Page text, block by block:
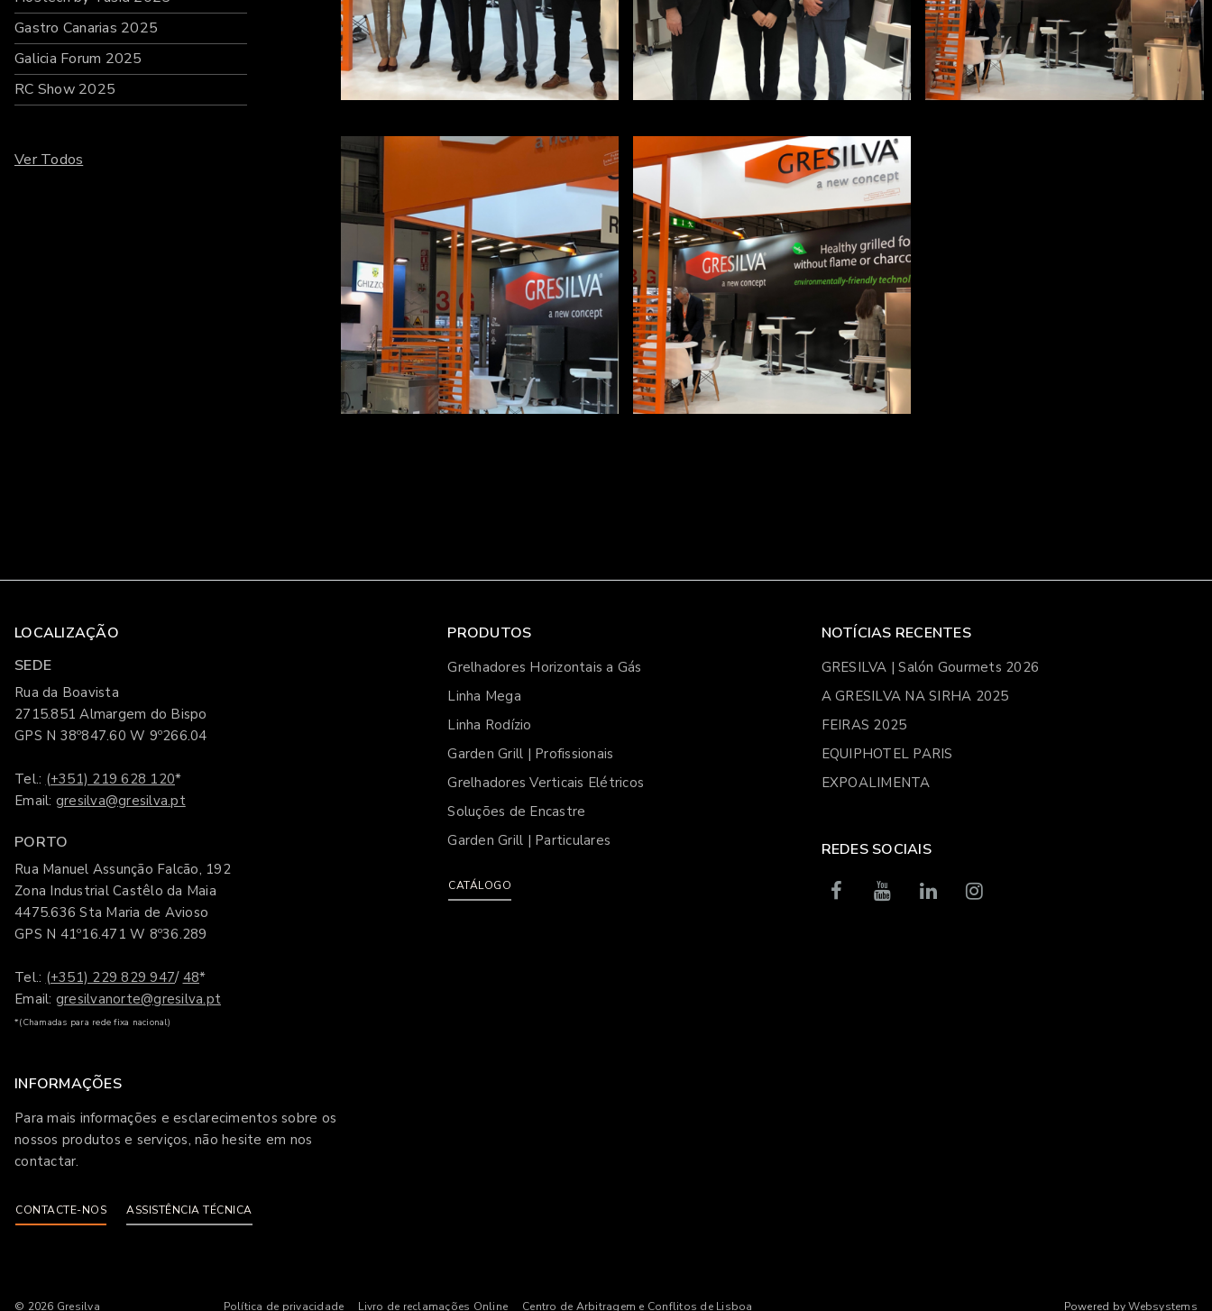
Gastro Canarias 2025
Galicia Forum 2025
RC Show 2025
Ver Todos
LOCALIZAÇÃO
SEDE
Rua da Boavista
2715.851 Almargem do Bispo
GPS N 38º847.60 W 9º266.04
Tel.: (+351) 219 628 120*
Email: gresilva@gresilva.pt
PORTO
Rua Manuel Assunção Falcão, 192
Zona Industrial Castêlo da Maia
4475.636 Sta Maria de Avioso
GPS N 41º16.471 W 8º36.289
Tel.: (+351) 229 829 947/ 48*
Email: gresilvanorte@gresilva.pt
*(Chamadas para rede fixa nacional)
INFORMAÇÕES
Para mais informações e esclarecimentos sobre os
nossos produtos e serviços, não hesite em nos
contactar.
CONTACTE-NOS ASSISTÊNCIA TÉCNICA
PRODUTOS
Grelhadores Horizontais a Gás
Linha Mega
Linha Rodízio
Garden Grill | Profissionais
Grelhadores Verticais Elétricos
Soluções de Encastre
Garden Grill | Particulares
CATÁLOGO
NOTÍCIAS RECENTES
GRESILVA | Salón Gourmets 2026
A GRESILVA NA SIRHA 2025
FEIRAS 2025
EQUIPHOTEL PARIS
EXPOALIMENTA
REDES SOCIAIS
© 2026 Gresilva Política de privacidade Livro de reclamações Online Centro de Arbitragem e Conflitos de Lisboa Powered byWebsystems